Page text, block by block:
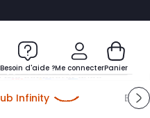
Besoin d'aide ?Me connecter
Me connecter
Panier
Infinity